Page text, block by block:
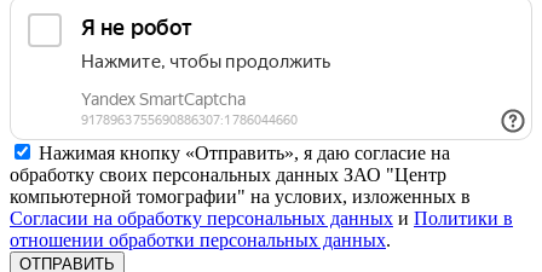
Нажимая кнопку «Отправить», я даю согласие на
обработку своих персональных данных ЗАО "Центр
компьютерной томографии" на услових, изложенных в
Согласии на обработку персональных данных и Политики в
отношении обработки персональных данных.